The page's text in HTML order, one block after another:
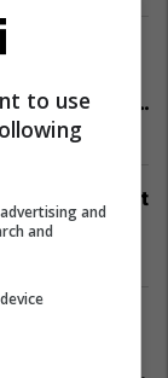
vjedhje,
penale dhe
tjera
dyshohet
me
to use
and
and